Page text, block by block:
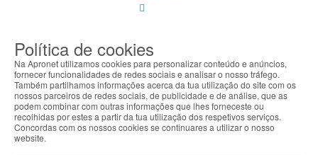
LGA2011
LGA1150
AMD
LGA1151
Política de cookies
Na Apronet utilizamos cookies para personalizar conteúdo e anúncios,
fornecer funcionalidades de redes sociais e analisar o nosso tráfego.
Também partilhamos informações acerca da tua utilização do site com os
nossos parceiros de redes sociais, de publicidade e de análise, que as
podem combinar com outras informações que lhes forneceste ou
recolhidas por estes a partir da tua utilização dos respetivos serviços.
Concordas com os nossos cookies se continuares a utilizar o nosso
website.